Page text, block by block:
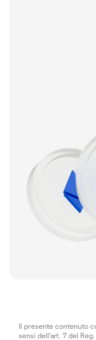
Il presente contenuto
sensi dell'art. 7 del